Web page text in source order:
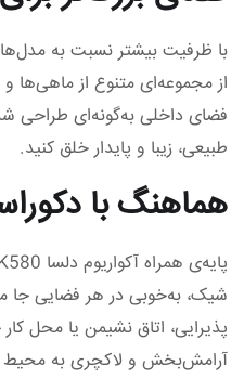
از مجموعه‌ای متنوع از ماهی‌ها
فضای داخلی به‌گونه‌ای طراحی
طبیعی، زیبا و پایدار خلق کنید.
هماهنگ با
شیک، به‌خوبی در هر فضایی جا
پذیرایی، اتاق نشیمن یا محل
آرامش‌بخش و لاکچری به